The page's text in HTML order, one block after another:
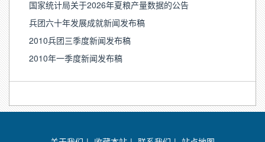
国家统计局关于2026年夏粮产量数据的公告
兵团六十年发展成就新闻发布稿
2010兵团三季度新闻发布稿
2010年一季度新闻发布稿